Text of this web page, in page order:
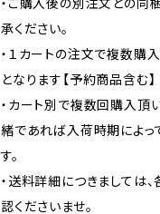
・ご購入後の別注文との同
承ください。
・１カートの注文で複数購
となります【予約商品含む】
・カート別で複数回購入頂
緒であれば入荷時期によっ
す。
・送料詳細につきましては
認くださいませ。